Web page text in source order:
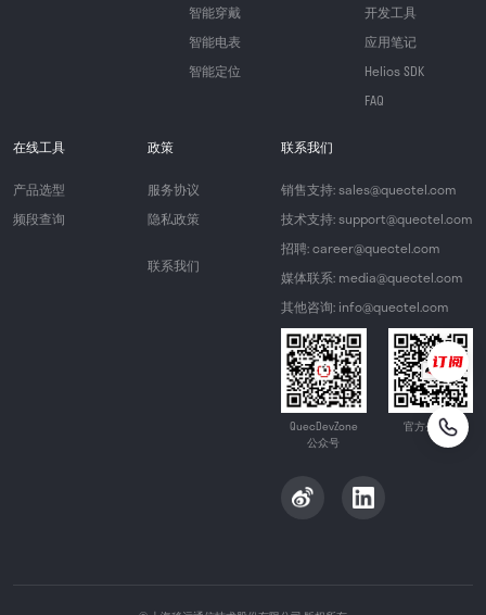
智能穿戴
智能电表
智能定位
开发工具
应用笔记
Helios SDK
FAQ
在线工具
产品选型
频段查询
政策
服务协议
隐私政策
联系我们
联系我们
销售支持: sales@quectel.com
技术支持: support@quectel.com
招聘: career@quectel.com
媒体联系: media@quectel.com
其他咨询: info@quectel.com
QuecDevZone
公众号
官方公众号